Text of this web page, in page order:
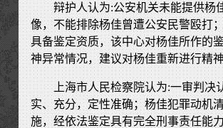
辩护人认为:公安机关未能提供杨
像，不能排除杨佳曾遭公安民警殴打
具备鉴定资质，该中心对杨佳所作的
神异常情况，建议对杨佳重新进行精
上海市人民检察院认为:一审判决
实、充分，定性准确；杨佳犯罪动机
施，经依法鉴定具有完全刑事责任能